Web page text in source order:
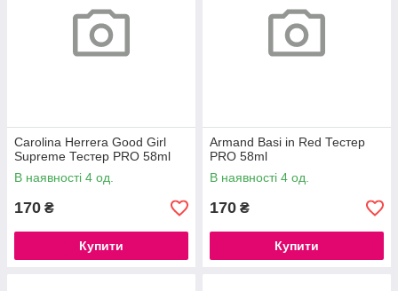
Carolina Herrera Good Girl
Supreme Тестер PRO 58ml
В наявності 4 од.
170 ₴
Купити
Armand Basi in Red Тестер
PRO 58ml
В наявності 4 од.
170 ₴
Купити